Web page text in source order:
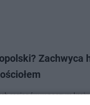
Zachwyca
regionów w naszym